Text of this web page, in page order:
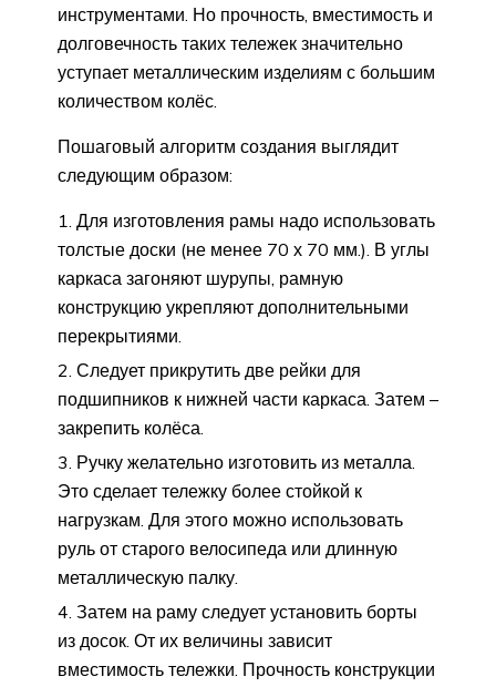
инструментами. Но прочность, вместимость и
долговечность таких тележек значительно
уступает металлическим изделиям с большим
количеством колёс.
Пошаговый алгоритм создания выглядит
следующим образом:
Для изготовления рамы надо использовать
толстые доски (не менее 70 х 70 мм.). В углы
каркаса загоняют шурупы, рамную
конструкцию укрепляют дополнительными
перекрытиями.
Следует прикрутить две рейки для
подшипников к нижней части каркаса. Затем –
закрепить колёса.
Ручку желательно изготовить из металла.
Это сделает тележку более стойкой к
нагрузкам. Для этого можно использовать
руль от старого велосипеда или длинную
металлическую палку.
Затем на раму следует установить борты
из досок. От их величины зависит
вместимость тележки. Прочность конструкции